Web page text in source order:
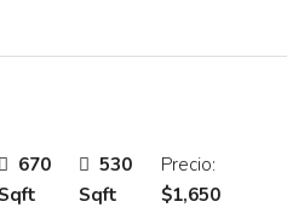
670
530
Sqft
Precio:
$1,650